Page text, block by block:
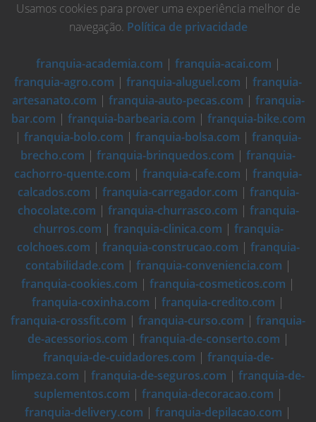
Usamos cookies para prover uma experiência melhor de
navegação. Política de privacidade
franquia-academia.com | franquia-acai.com |
franquia-agro.com | franquia-aluguel.com | franquia-
artesanato.com | franquia-auto-pecas.com | franquia-
bar.com | franquia-barbearia.com | franquia-bike.com
| franquia-bolo.com | franquia-bolsa.com | franquia-
brecho.com | franquia-brinquedos.com | franquia-
cachorro-quente.com | franquia-cafe.com | franquia-
calcados.com | franquia-carregador.com | franquia-
chocolate.com | franquia-churrasco.com | franquia-
churros.com | franquia-clinica.com | franquia-
colchoes.com | franquia-construcao.com | franquia-
contabilidade.com | franquia-conveniencia.com |
franquia-cookies.com | franquia-cosmeticos.com |
franquia-coxinha.com | franquia-credito.com |
franquia-crossfit.com | franquia-curso.com | franquia-
de-acessorios.com | franquia-de-conserto.com |
franquia-de-cuidadores.com | franquia-de-
limpeza.com | franquia-de-seguros.com | franquia-de-
suplementos.com | franquia-decoracao.com |
franquia-delivery.com | franquia-depilacao.com |